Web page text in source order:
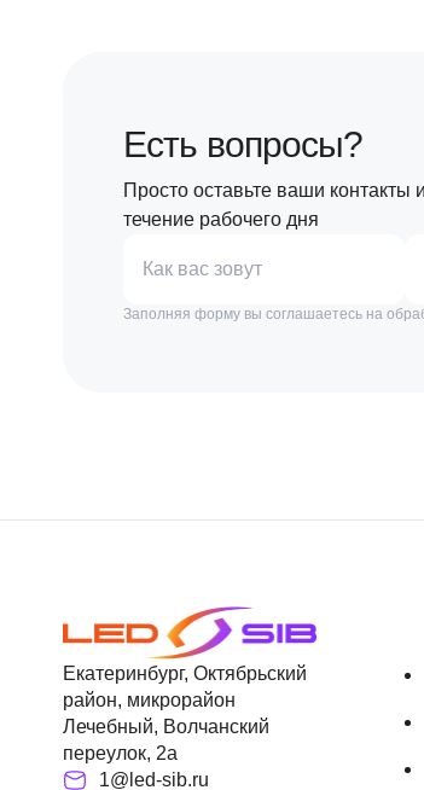
Есть вопросы?
Просто оставьте ваши
течение рабочего дня
Как вас зовут
Заполняя форму вы соглашаетесь на
Екатеринбург, Октябрьский
район, микрорайон
Лечебный, Волчанский
переулок, 2а
1@led-sib.ru